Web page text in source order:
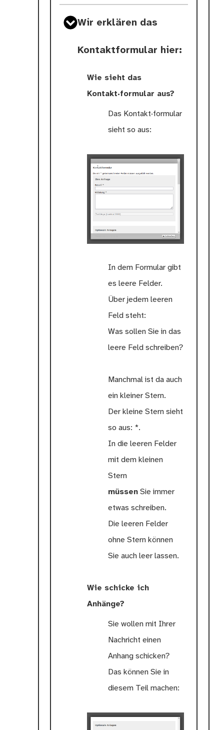
Wir erklären das
Kontaktformular hier:
Wie sieht das
Kontakt·formular aus?
Das Kontakt·formular
sieht so aus:
In dem Formular gibt
es leere Felder.
Über jedem leeren
Feld steht:
Was sollen Sie in das
leere Feld schreiben?
Manchmal ist da auch
ein kleiner Stern.
Der kleine Stern sieht
so aus: *.
In die leeren Felder
mit dem kleinen
Stern
müssenSie immer
etwas schreiben.
Die leeren Felder
ohne Stern können
Sie auch leer lassen.
Wie schicke ich
Anhänge?
Sie wollen mit Ihrer
Nachricht einen
Anhang schicken?
Das können Sie in
diesem Teil machen: